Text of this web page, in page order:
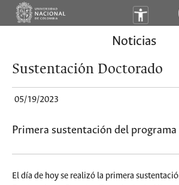
Noticias
Sustentación Doctorado
05/19/2023
Primera sustentación del programa
El día de hoy se realizó la primera